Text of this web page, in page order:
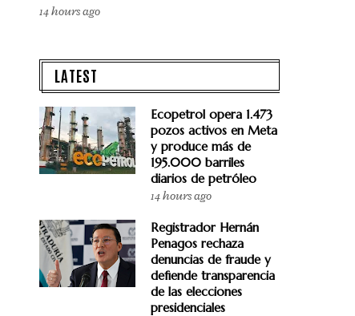
14 hours ago
LATEST
Ecopetrol opera 1.473
pozos activos en Meta
y produce más de
195.000 barriles
diarios de petróleo
14 hours ago
Registrador Hernán
Penagos rechaza
denuncias de fraude y
defiende transparencia
de las elecciones
presidenciales